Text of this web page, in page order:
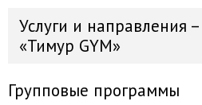
Услуги и направления
«Тимур GYM»
Групповые программы